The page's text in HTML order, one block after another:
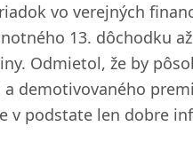
vo verejných
13. dôchodku
Odmietol, že by
a demotivovaného
v podstate len dobre